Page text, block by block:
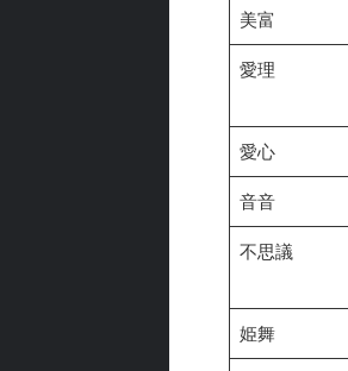
美富
愛理
愛心
音音
不思議
姫舞